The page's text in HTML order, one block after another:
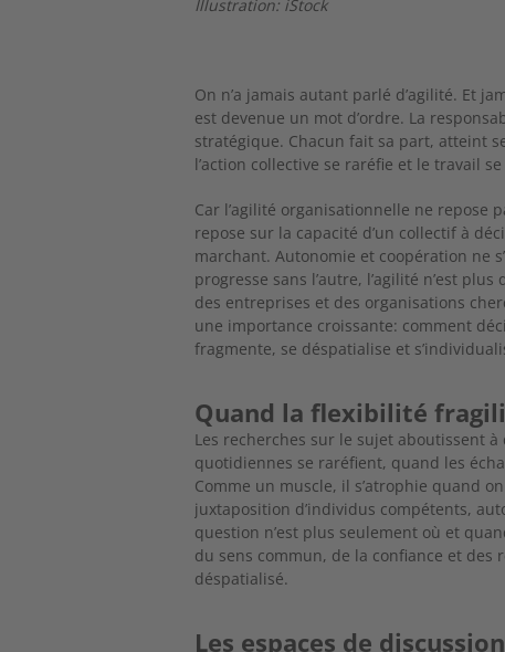
Illustration: iStock
On n’a jamais autant parlé d’agilité. Et
est devenue un mot d’ordre. La
stratégique. Chacun fait sa part, atteint
l’action collective se raréfie et le travail
Car l’agilité organisationnelle ne repose
repose sur la capacité d’un collectif à
marchant. Autonomie et coopération ne
progresse sans l’autre, l’agilité n’est plus
des entreprises et des organisations
une importance croissante: comment
fragmente, se déspatialise et
Quand la flexibilité
Les recherches sur le sujet aboutissent à
quotidiennes se raréfient, quand les
Comme un muscle, il s’atrophie quand
juxtaposition d’individus compétents,
question n’est plus seulement où et
du sens commun, de la confiance et des
déspatialisé.
Les espaces de